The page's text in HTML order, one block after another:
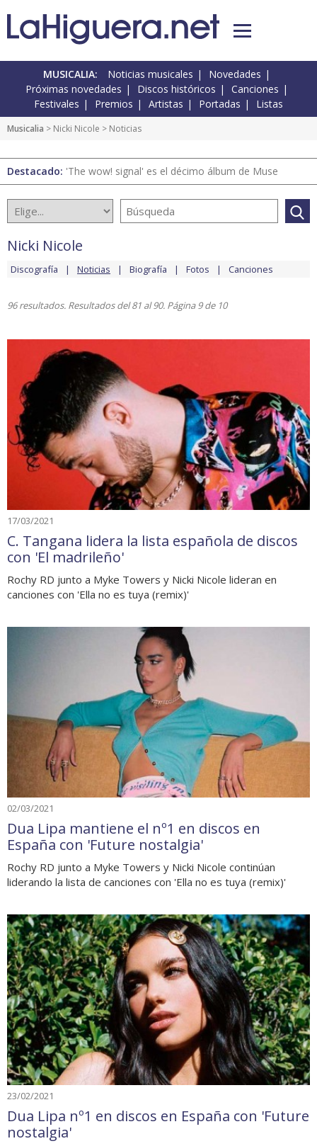
MUSICALIA: Noticias musicales
Novedades
Próximas novedades
Discos históricos
Canciones
Festivales
Premios Artistas Portadas Listas
Musicalia > Nicki Nicole > Noticias
Destacado: 'The wow! signal' es el décimo álbum de Muse
Nicki Nicole
Discografía Noticias Biografía Fotos Canciones
96 resultados. Resultados del 81 al 90. Página 9 de 10
17/03/2021
C. Tangana lidera la lista española de discos
con 'El madrileño'
Rochy RD junto a Myke Towers y Nicki Nicole lideran en
canciones con 'Ella no es tuya (remix)'
02/03/2021
Dua Lipa mantiene el nº1 en discos en
España con 'Future nostalgia'
Rochy RD junto a Myke Towers y Nicki Nicole continúan
liderando la lista de canciones con 'Ella no es tuya (remix)'
23/02/2021
Dua Lipa nº1 en discos en España con 'Future
nostalgia'